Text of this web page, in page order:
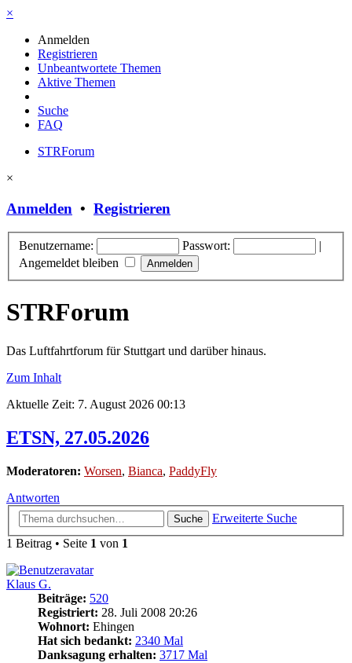
×
Anmelden
Registrieren
Unbeantwortete Themen
Aktive Themen
Suche
FAQ
STRForum
×
Anmelden • Registrieren
Benutzername: Passwort:
|
Angemeldet bleiben
STRForum
Das Luftfahrtforum für Stuttgart und darüber hinaus.
Zum Inhalt
Aktuelle Zeit: 7. August 2026 00:13
ETSN, 27.05.2026
Moderatoren: Worsen, Bianca, PaddyFly
Antworten
Suche
Erweiterte Suche
1 Beitrag • Seite 1 von 1
Klaus G.
Beiträge: 520
Registriert: 28. Juli 2008 20:26
Wohnort: Ehingen
Hat sich bedankt: 2340 Mal
Danksagung erhalten: 3717 Mal